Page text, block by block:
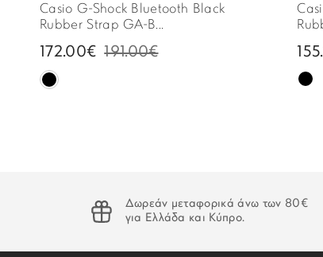
Casio G-Shock Bluetooth Black
Rubber Strap GA-B...
172.00€ 191.00€
Δωρεάν μεταφορικά άνω των 80€
για Ελλάδα και Κύπρο.